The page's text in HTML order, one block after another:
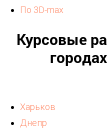
По 3D-max
Курсовые
Харьков
Днепр